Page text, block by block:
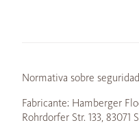
Normativa sobre
Fabricante: Hamberger
Rohrdorfer Str. 133, 83071